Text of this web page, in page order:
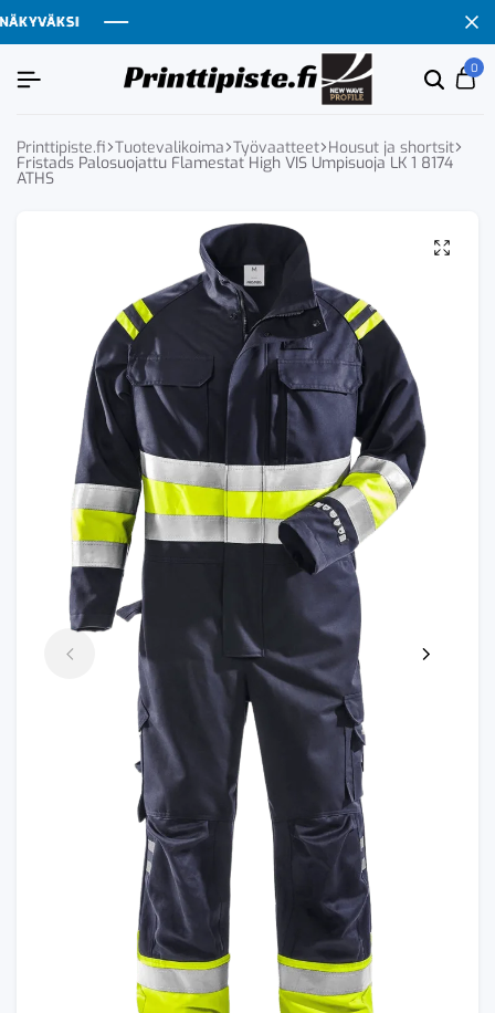
Etsi
0
Printtipiste.fi Tuotevalikoima Työvaatteet Housut ja shortsit
Fristads Palosuojattu Flamestat High VIS Umpisuoja LK 1 8174
ATHS